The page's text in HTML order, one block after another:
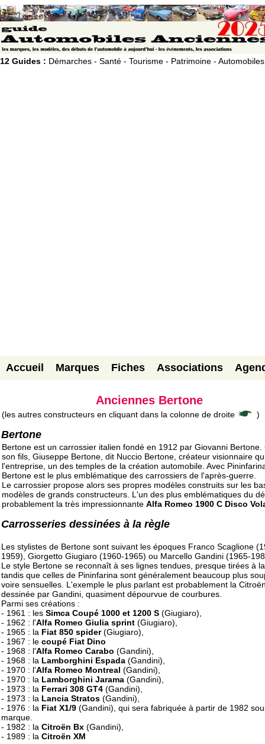
12 Guides : Démarches - Santé - Tourisme - Patrimoine - Automobiles
Accueil Marques Fiches Associations
Anciennes Bertone
(les autres constructeurs en cliquant dans la colonne de droite )
Bertone
Bertone est un carrossier italien fondé en 1912 par Giovanni Bertone.
son fils, Giuseppe Bertone, dit Nuccio Bertone, créateur visionnaire
l'entreprise, un des temples de la création automobile. Avec
Bertone est le plus emblématique des carrossiers de l'après-guerre.
Le carrossier propose alors ses propres modèles construits sur les
modèles de grands constructeurs. L'un des plus emblématiques du
probablement la très impressionnante Alfa Romeo 1900 C Disco
Carrosseries dessinées à la règle
Les stylistes de Bertone sont suivant les époques Franco Scaglione
1959), Giorgetto Giugiaro (1960-1965) ou Marcello Gandini (1965-
Le style Bertone se reconnaît à ses lignes tendues, presque tirées à
tandis que celles de Pininfarina sont généralement beaucoup plus
voire sensuelles. L'exemple le plus parlant est probablement la
dessinée par Gandini, quasiment dépourvue de courbures.
Parmi ses créations :
- 1961 : les Simca Coupé 1000 et 1200 S (Giugiaro),
- 1962 : l'Alfa Romeo Giulia sprint (Giugiaro),
- 1965 : la Fiat 850 spider(Giugiaro),
- 1967 : le coupé Fiat Dino
- 1968 : l'Alfa Romeo Carabo (Gandini),
- 1968 : la Lamborghini Espada (Gandini),
- 1970 : l'Alfa Romeo Montreal (Gandini),
- 1970 : la Lamborghini Jarama (Gandini),
- 1973 : la Ferrari 308 GT4 (Gandini),
- 1973 : la Lancia Stratos (Gandini),
- 1976 : la Fiat X1/9 (Gandini), qui sera fabriquée à partir de 1982
marque.
- 1982 : la Citroën Bx (Gandini),
- 1989 : la Citroën XM